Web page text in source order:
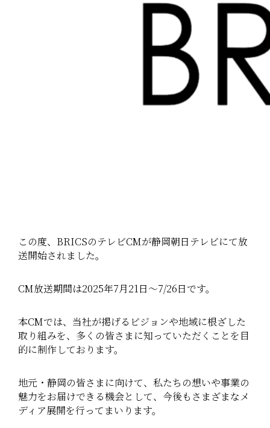
この度、BRICSのテレビCMが静岡朝日テレビにて放
送開始されました。
CM放送期間は2025年7月21日〜7/26日です。
本CMでは、当社が掲げるビジョンや地域に根ざした
取り組みを、多くの皆さまに知っていただくことを目
的に制作しております。
地元・静岡の皆さまに向けて、私たちの想いや事業の
魅力をお届けできる機会として、今後もさまざまなメ
ディア展開を行ってまいります。